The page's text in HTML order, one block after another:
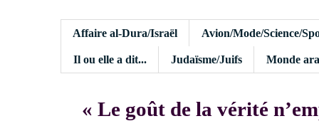
Affaire al-Dura/Israël Avion/Mode/Science/
Il ou elle a dit... Judaïsme/Juifs Monde
« Le goût de la vérité